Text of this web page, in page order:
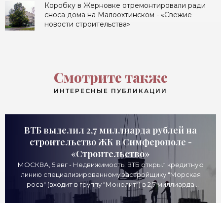
Коробку в Жерновке отремонтировали ради
сноса дома на Малоохтинском - «Свежие
новости строительства»
Смотрите также
ИНТЕРЕСНЫЕ ПУБЛИКАЦИИ
ВТБ выделил 2,7 миллиарда рублей на
строительство ЖК в Симферополе -
«Строительство»
МОСКВА, 5 авг - Недвижимость. ВТБ открыл кредитную
линию специализированному застройщику "Морская
роса" (входит в группу "Монолит") в 2,7 миллиарда
рублей для